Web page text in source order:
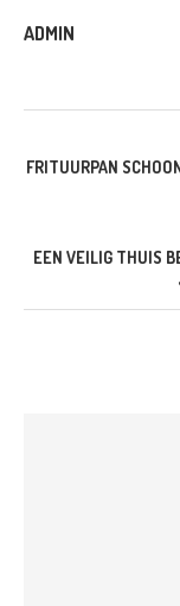
ADMIN
FRITUURPAN
EEN VEILIG THUIS